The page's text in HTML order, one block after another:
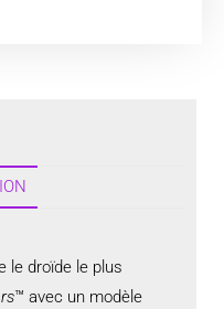
le droïde le plus
™ avec un modèle